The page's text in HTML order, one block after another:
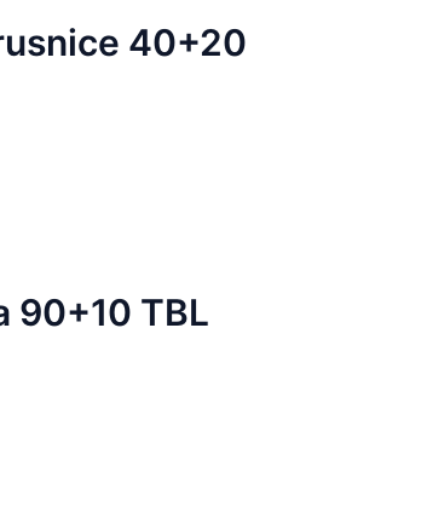
40+20
90+10 TBL